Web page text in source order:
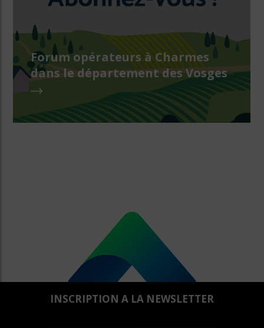
Forum opérateurs à Charmes
dans le département des Vosges
INSCRIPTION A LA NEWSLETTER